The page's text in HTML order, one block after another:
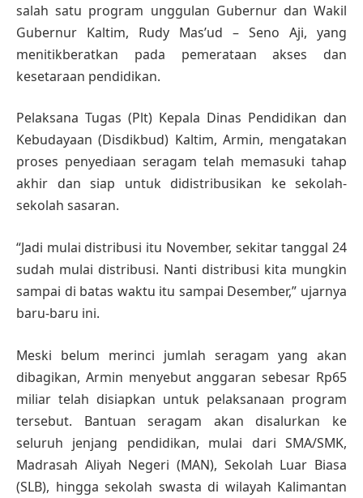
salah satu program unggulan Gubernur dan Wakil
Gubernur Kaltim, Rudy Mas’ud – Seno Aji, yang
menitikberatkan pada pemerataan akses dan
kesetaraan pendidikan.
Pelaksana Tugas (Plt) Kepala Dinas Pendidikan dan
Kebudayaan (Disdikbud) Kaltim, Armin, mengatakan
proses penyediaan seragam telah memasuki tahap
akhir dan siap untuk didistribusikan ke sekolah-
sekolah sasaran.
“Jadi mulai distribusi itu November, sekitar tanggal 24
sudah mulai distribusi. Nanti distribusi kita mungkin
sampai di batas waktu itu sampai Desember,” ujarnya
baru-baru ini.
Meski belum merinci jumlah seragam yang akan
dibagikan, Armin menyebut anggaran sebesar Rp65
miliar telah disiapkan untuk pelaksanaan program
tersebut. Bantuan seragam akan disalurkan ke
seluruh jenjang pendidikan, mulai dari SMA/SMK,
Madrasah Aliyah Negeri (MAN), Sekolah Luar Biasa
(SLB), hingga sekolah swasta di wilayah Kalimantan